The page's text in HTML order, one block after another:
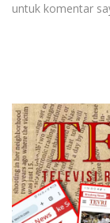
untuk komentar